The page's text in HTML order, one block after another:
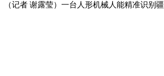
（记者 谢露莹）一台人形机械人能精准识别